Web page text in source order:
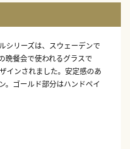
シリーズは、スウェーデンで
晩餐会で使われるグラスで
インされました。安定感のあ
。ゴールド部分はハンドペイ